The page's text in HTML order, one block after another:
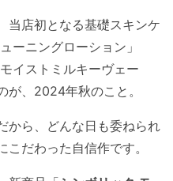
当店初となる基礎スキンケ
ーニングローション」
イストミルキーヴェー
が、2024年秋のこと。
から、どんな日も委ねられ
だわった自信作です。